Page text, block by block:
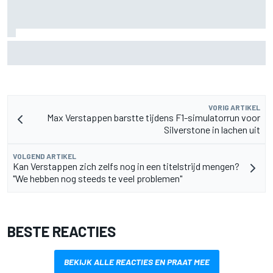
VORIG ARTIKEL
Max Verstappen barstte tijdens F1-simulatorrun voor
Silverstone in lachen uit
VOLGEND ARTIKEL
Kan Verstappen zich zelfs nog in een titelstrijd mengen?
"We hebben nog steeds te veel problemen"
BESTE REACTIES
BEKIJK ALLE REACTIES EN PRAAT MEE